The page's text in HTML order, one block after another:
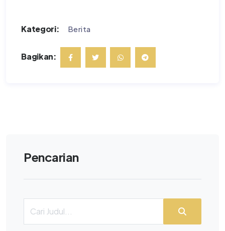
Kategori: Berita
Bagikan:
Pencarian